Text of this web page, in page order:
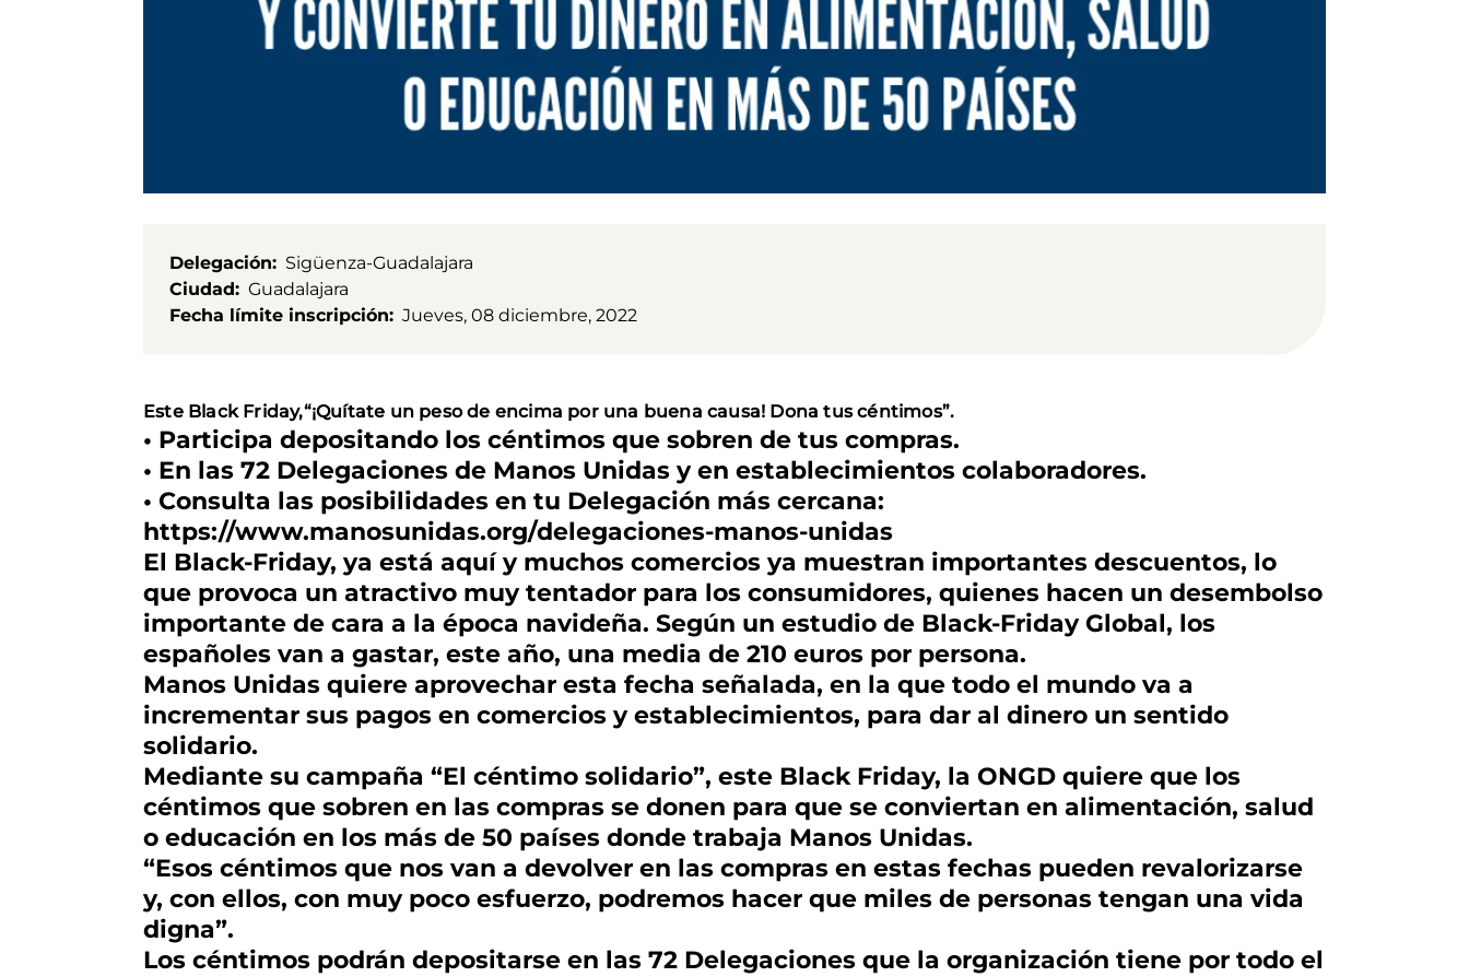
Delegación
Sigüenza-Guadalajara
Ciudad
Guadalajara
Fecha límite inscripción
Jueves, 08 diciembre, 2022
Este Black Friday,“¡Quítate un peso de encima por una buena causa! Dona tus céntimos”.
• Participa depositando los céntimos que sobren de tus compras.
• En las 72 Delegaciones de Manos Unidas y en establecimientos colaboradores.
• Consulta las posibilidades en tu Delegación más cercana:
https://www.manosunidas.org/delegaciones-manos-unidas
El Black-Friday, ya está aquí y muchos comercios ya muestran importantes descuentos, lo
que provoca un atractivo muy tentador para los consumidores, quienes hacen un desembolso
importante de cara a la época navideña. Según un estudio de Black-Friday Global, los
españoles van a gastar, este año, una media de 210 euros por persona.
Manos Unidas quiere aprovechar esta fecha señalada, en la que todo el mundo va a
incrementar sus pagos en comercios y establecimientos, para dar al dinero un sentido
solidario.
Mediante su campaña “El céntimo solidario”, este Black Friday, la ONGD quiere que los
céntimos que sobren en las compras se donen para que se conviertan en alimentación, salud
o educación en los más de 50 países donde trabaja Manos Unidas.
“Esos céntimos que nos van a devolver en las compras en estas fechas pueden revalorizarse
y, con ellos, con muy poco esfuerzo, podremos hacer que miles de personas tengan una vida
digna”.
Los céntimos podrán depositarse en las 72 Delegaciones que la organización tiene por todo el